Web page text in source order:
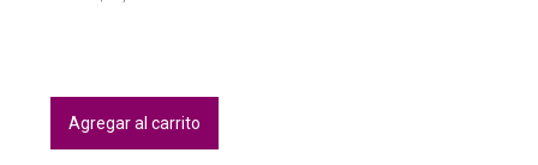
Agregar al carrito